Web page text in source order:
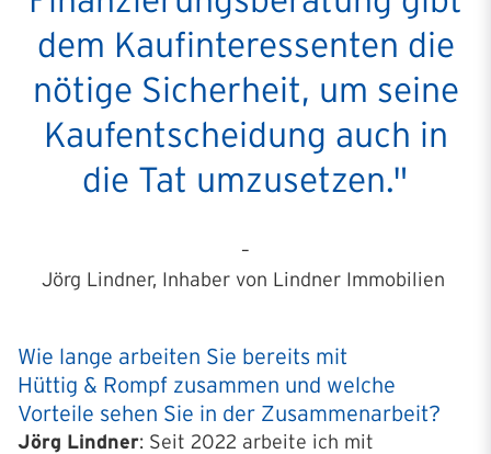
dem Kaufinteressenten die
nötige Sicherheit, um seine
Kaufentscheidung auch in
die Tat umzusetzen."
–
Jörg Lindner, Inhaber von Lindner Immobilien
Wie lange arbeiten Sie bereits mit
Hüttig & Rompf zusammen und welche
Vorteile sehen Sie in der Zusammenarbeit?
Jörg Lindner: Seit 2022 arbeite ich mit